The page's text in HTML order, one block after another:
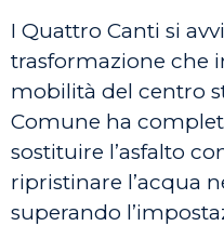
I Quattro Canti si
trasformazione che
mobilità del centro
Comune ha
sostituire l’asfalto
ripristinare l’acqua
superando